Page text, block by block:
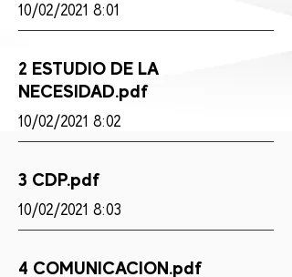
10/02/2021 8:01
2 ESTUDIO DE LA
NECESIDAD.pdf
10/02/2021 8:02
3 CDP.pdf
10/02/2021 8:03
4 COMUNICACION.pdf